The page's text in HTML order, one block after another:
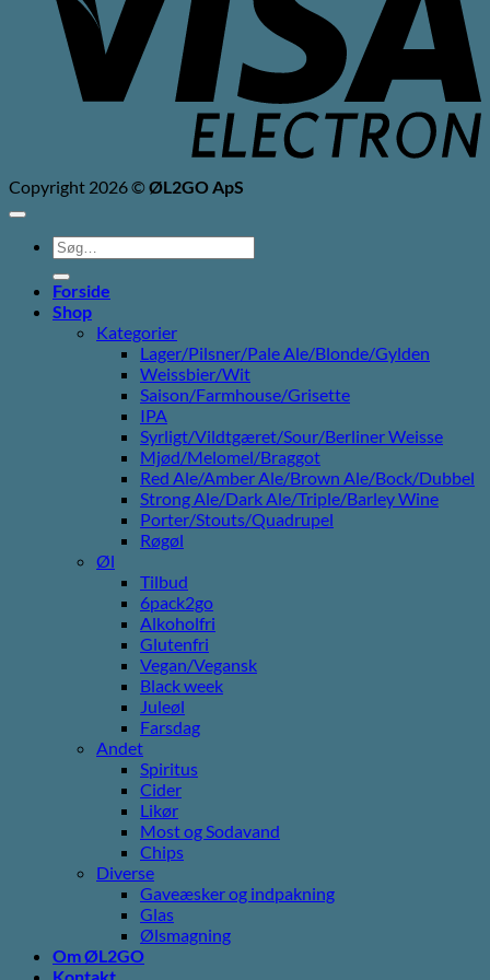
Copyright 2026 ©ØL2GO ApS
Søg
efter:
Forside
Shop
Kategorier
Lager/Pilsner/Pale Ale/Blonde/Gylden
Weissbier/Wit
Saison/Farmhouse/Grisette
IPA
Syrligt/Vildtgæret/Sour/Berliner Weisse
Mjød/Melomel/Braggot
Red Ale/Amber Ale/Brown Ale/Bock/Dubbel
Strong Ale/Dark Ale/Triple/Barley Wine
Porter/Stouts/Quadrupel
Røgøl
Øl
Tilbud
6pack2go
Alkoholfri
Glutenfri
Vegan/Vegansk
Black week
Juleøl
Farsdag
Andet
Spiritus
Cider
Likør
Most og Sodavand
Chips
Diverse
Gaveæsker og indpakning
Glas
Ølsmagning
Om ØL2GO